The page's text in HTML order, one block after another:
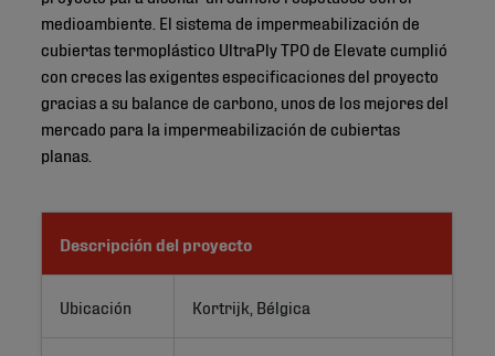
medioambiente. El sistema de impermeabilización de
cubiertas termoplástico UltraPly TPO de Elevate cumplió
con creces las exigentes especificaciones del proyecto
gracias a su balance de carbono, unos de los mejores del
mercado para la impermeabilización de cubiertas
planas.
Descripción del proyecto
Ubicación Kortrijk, Bélgica